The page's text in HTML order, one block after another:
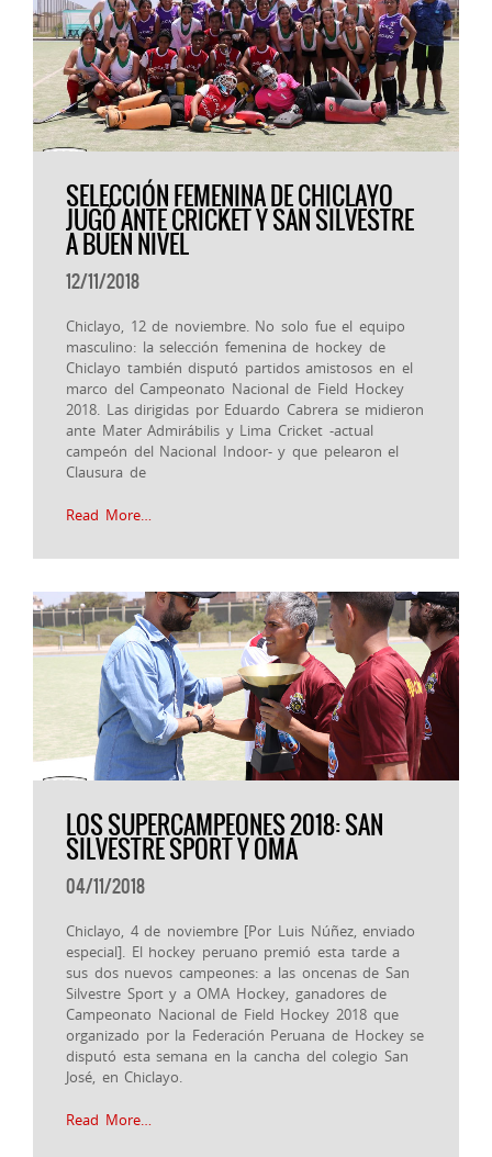
SELECCIÓN FEMENINA DE CHICLAYO
JUGÓ ANTE CRICKET Y SAN SILVESTRE
A BUEN NIVEL
12/11/2018
Chiclayo, 12 de noviembre. No solo fue el equipo
masculino: la selección femenina de hockey de
Chiclayo también disputó partidos amistosos en el
marco del Campeonato Nacional de Field Hockey
2018. Las dirigidas por Eduardo Cabrera se midieron
ante Mater Admirábilis y Lima Cricket -actual
campeón del Nacional Indoor- y que pelearon el
Clausura de
Read More…
LOS SUPERCAMPEONES 2018: SAN
SILVESTRE SPORT Y OMA
04/11/2018
Chiclayo, 4 de noviembre [Por Luis Núñez, enviado
especial]. El hockey peruano premió esta tarde a
sus dos nuevos campeones: a las oncenas de San
Silvestre Sport y a OMA Hockey, ganadores de
Campeonato Nacional de Field Hockey 2018 que
organizado por la Federación Peruana de Hockey se
disputó esta semana en la cancha del colegio San
José, en Chiclayo.
Read More…